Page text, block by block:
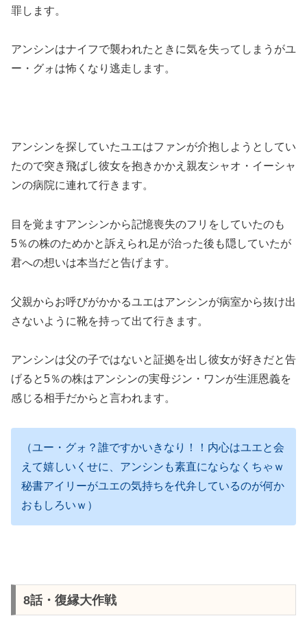
罪します。
アンシンはナイフで襲われたときに気を失ってしまうがユ
ー・グォは怖くなり逃走します。
アンシンを探していたユエはファンが介抱しようとしてい
たので突き飛ばし彼女を抱きかかえ親友シャオ・イーシャ
ンの病院に連れて行きます。
目を覚ますアンシンから記憶喪失のフリをしていたのも
5％の株のためかと訴えられ足が治った後も隠していたが
君への想いは本当だと告げます。
父親からお呼びがかかるユエはアンシンが病室から抜け出
さないように靴を持って出て行きます。
アンシンは父の子ではないと証拠を出し彼女が好きだと告
げると5％の株はアンシンの実母ジン・ワンが生涯恩義を
感じる相手だからと言われます。
（ユー・グォ？誰ですかいきなり！！内心はユエと会
えて嬉しいくせに、アンシンも素直にならなくちゃｗ
秘書アイリーがユエの気持ちを代弁しているのが何か
おもしろいｗ）
8話・復縁大作戦